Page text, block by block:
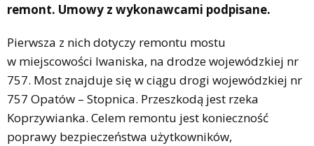
remont. Umowy z wykonawcami podpisane.
Pierwsza z nich dotyczy remontu mostu
w miejscowości Iwaniska, na drodze wojewódzkiej nr
757. Most znajduje się w ciągu drogi wojewódzkiej nr
757 Opatów – Stopnica. Przeszkodą jest rzeka
Koprzywianka. Celem remontu jest konieczność
poprawy bezpieczeństwa użytkowników,